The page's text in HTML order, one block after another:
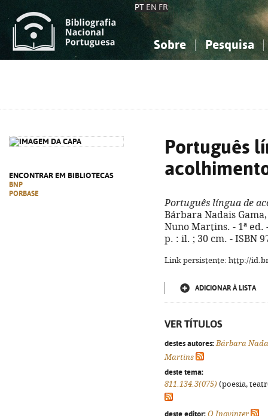
PT EN FR
Sobre Pesquisa
ENCONTRAR EM BIBLIOTECAS
BNP
PORBASE
Português
Português língua de
Bárbara Nadais
Nuno Martins. - 1ª
p. : il. ; 30 cm. - ISBN
Link persistente: http://
ADICIONAR À LISTA
VER TÍTULOS
destes autores: Bárbara
Martins
deste tema:
811.134.3(075) (poesia,
deste editor: O Inovinter